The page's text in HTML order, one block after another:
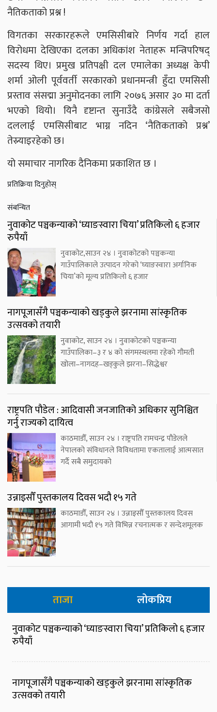
नैतिकताको प्रश्न !
विगतका सरकारहरूले एमसिसीबारे निर्णय गर्दा हाल
विरोधमा देखिएका दलका अधिकांश नेताहरू मन्त्रिपरिषद्
सदस्य थिए। प्रमुख प्रतिपक्षी दल एमालेका अध्यक्ष केपी
शर्मा ओली पूर्ववर्ती सरकारको प्रधानमन्त्री हुँदा एमसिसी
प्रस्ताव संसद्मा अनुमोदनका लागि २०७६ असार ३० मा दर्ता
भएको थियो। यिनै दृष्टान्त सुनाउँदै कांग्रेसले सबैजसो
दललाई एमसिसीबाट भाग्न नदिन ‘नैतिकताको प्रश्न’
तेस्र्याइरहेको छ।
यो समाचार नागरिक दैनिकमा प्रकाशित छ ।
प्रतिक्रिया दिनुहोस्
संबन्धित
नुवाकोट पञ्चकन्याको ‘घ्याङस्वारा चिया’ प्रतिकिलो ६ हजार
रुपैयाँ
नुवाकोट,साउन २४ । नुवाकोटको पञ्चकन्या
गाउँपालिकाले उत्पादन गरेको ‘घ्याङस्वारा अर्गानिक
चिया’को मूल्य प्रतिकिलो ६ हजार
नागपूजासँगै पञ्चकन्याको खड्कुले झरनामा सांस्कृतिक
उत्सवको तयारी
नुवाकोट, साउन २४ । नुवाकोटको पञ्चकन्या
गाउँपालिका–३ र ४ को संगमस्थलमा रहेको गौमती
खोला–नागदह–खड्कुले झरना–सिद्धेश्वर
राष्ट्रपति पौडेल : आदिवासी जनजातिको अधिकार सुनिश्चित
गर्नु राज्यको दायित्व
काठमाडौँ, साउन २४ । राष्ट्रपति रामचन्द्र पौडेलले
नेपालको संविधानले विविधतामा एकतालाई आत्मसात
गर्दै सबै समुदायको
उन्नाइसौँ पुस्तकालय दिवस भदौ १५ गते
काठमाडौँ, साउन २४ । उन्नाइसौँ पुस्तकालय दिवस
आगामी भदौ १५ गते विभिन्न रचनात्मक र सन्देशमूलक
ताजा लोकप्रिय
नुवाकोट पञ्चकन्याको ‘घ्याङस्वारा चिया’ प्रतिकिलो ६ हजार
रुपैयाँ
नागपूजासँगै पञ्चकन्याको खड्कुले झरनामा सांस्कृतिक
उत्सवको तयारी